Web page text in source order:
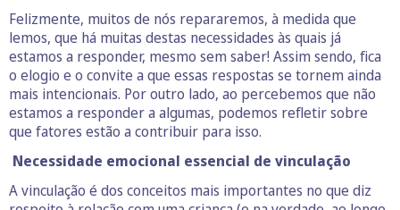
Felizmente, muitos de nós repararemos, à medida que
lemos, que há muitas destas necessidades às quais já
estamos a responder, mesmo sem saber! Assim sendo, fica
o elogio e o convite a que essas respostas se tornem ainda
mais intencionais. Por outro lado, ao percebemos que não
estamos a responder a algumas, podemos refletir sobre
que fatores estão a contribuir para isso.
Necessidade emocional essencial de vinculação
A vinculação é dos conceitos mais importantes no que diz